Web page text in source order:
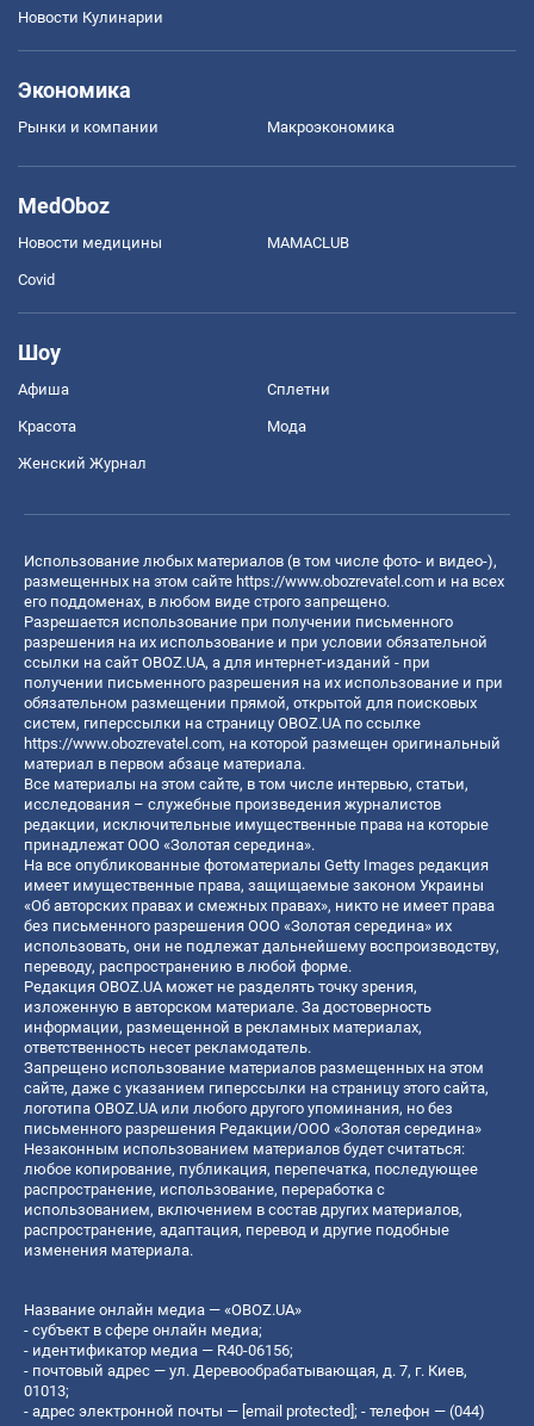
Новости Кулинарии
Экономика
Рынки и компании Mакроэкономика
MedOboz
Новости медицины MAMACLUB
Covid
Шоу
Афиша Сплетни
Красота Мода
Женский Журнал
Использование любых материалов (в том числе фото- и видео-),
размещенных на этом сайте https://www.obozrevatel.com и на всех
его поддоменах, в любом виде строго запрещено.
Разрешается использование при получении письменного
разрешения на их использование и при условии обязательной
ссылки на сайт OBOZ.UA, а для интернет-изданий - при
получении письменного разрешения на их использование и при
обязательном размещении прямой, открытой для поисковых
систем, гиперссылки на страницу OBOZ.UA по ссылке
https://www.obozrevatel.com, на которой размещен оригинальный
материал в первом абзаце материала.
Все материалы на этом сайте, в том числе интервью, статьи,
исследования – служебные произведения журналистов
редакции, исключительные имущественные права на которые
принадлежат ООО «Золотая середина».
На все опубликованные фотоматериалы Getty Images редакция
имеет имущественные права, защищаемые законом Украины
«Об авторских правах и смежных правах», никто не имеет права
без письменного разрешения ООО «Золотая середина» их
использовать, они не подлежат дальнейшему воспроизводству,
переводу, распространению в любой форме.
Редакция OBOZ.UA может не разделять точку зрения,
изложенную в авторском материале. За достоверность
информации, размещенной в рекламных материалах,
ответственность несет рекламодатель.
Запрещено использование материалов размещенных на этом
сайте, даже с указанием гиперссылки на страницу этого сайта,
логотипа OBOZ.UA или любого другого упоминания, но без
письменного разрешения Редакции/ООО «Золотая середина»
Незаконным использованием материалов будет считаться:
любое копирование, публикация, перепечатка, последующее
распространение, использование, переработка с
использованием, включением в состав других материалов,
распространение, адаптация, перевод и другие подобные
изменения материала.
Название онлайн медиа — «OBOZ.UA»
- субъект в сфере онлайн медиа;
- идентификатор медиа — R40-06156;
- почтовый адрес — ул. Деревообрабатывающая, д. 7, г. Киев,
01013;
- адрес электронной почты — [email protected]; - телефон — (044)